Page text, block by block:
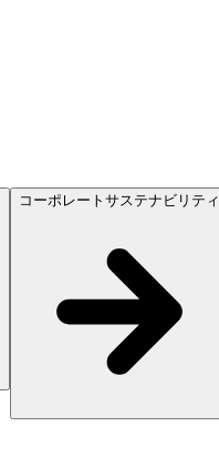
コーポレートサステナビリティ